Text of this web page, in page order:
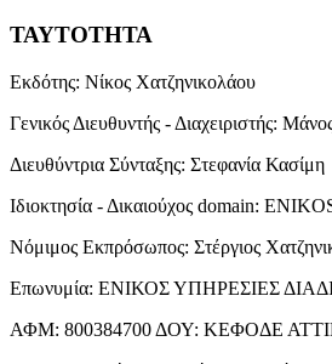
ΤΑΥΤΟΤΗΤΑ
Εκδότης: Νίκος Χατζηνικολάου
Γενικός Διευθυντής - Διαχειριστής:
Διευθύντρια Σύνταξης: Στεφανία Κασίμη
Ιδιοκτησία - Δικαιούχος domain:
Νόμιμος Εκπρόσωπος: Στέργιος
Επωνυμία: ΕΝΙΚΟΣ ΥΠΗΡΕΣΙΕΣ
ΑΦΜ: 800384700 ΔΟΥ: ΚΕΦΟΔΕ